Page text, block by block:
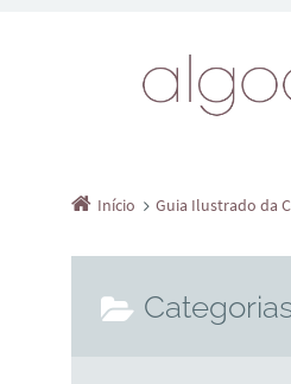
Início Guia Ilustrado da